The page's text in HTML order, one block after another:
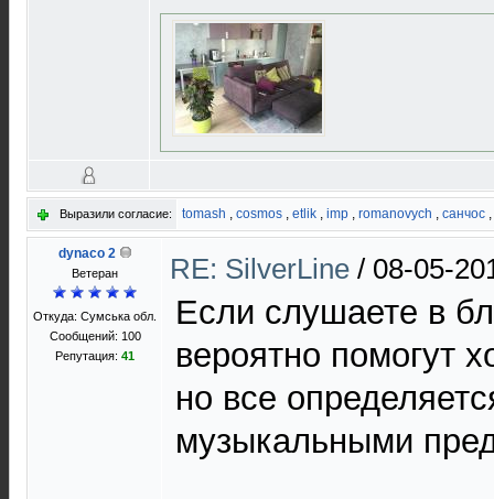
Выразили согласие: tomash , cosmos , etlik , imp , romanovych , санчос ,
dynaco 2
Ветеран
Откуда: Сумська обл.
Сообщений: 100
Репутация: 41
RE: SilverLine / 08-05-
Если слушаете в
вероятно помогут
но все
музыкальными